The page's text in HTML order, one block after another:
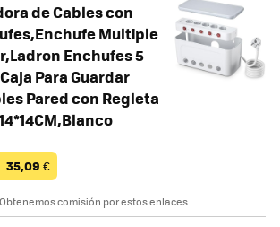
de Cables con
Multiple
Enchufes 5
Para Guardar
Pared con Regleta
35,09 €
comisión por estos enlaces